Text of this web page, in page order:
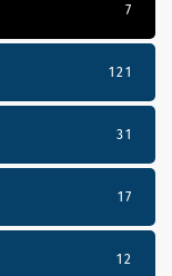
7
121
31
17
12